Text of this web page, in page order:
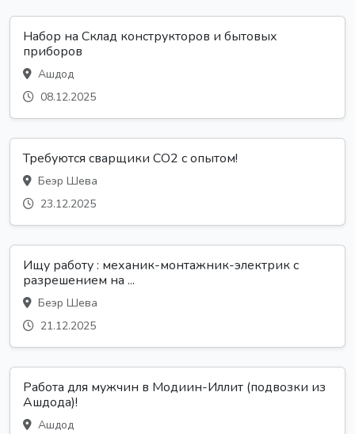
Набор на Склад конструкторов и бытовых
приборов
Ашдод
08.12.2025
Требуются сварщики CO2 с опытом!
Беэр Шева
23.12.2025
Ищу работу : механик-монтажник-электрик с
разрешением на ...
Беэр Шева
21.12.2025
Работа для мужчин в Модиин-Иллит (подвозки из
Ашдода)!
Ашдод